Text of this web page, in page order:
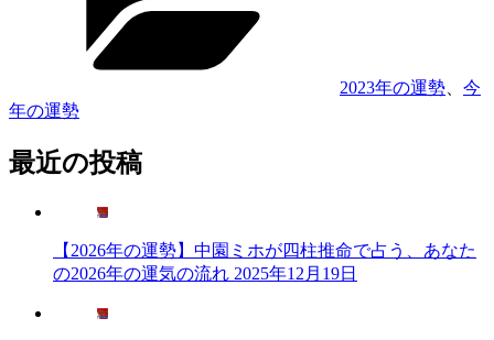
四
推
命
2023年の運勢
今
年の運勢
最近の投稿
【2026年の運勢】中園ミホが四柱推命で占う、あなた
の2026年の運気の流れ 2025年12月19日